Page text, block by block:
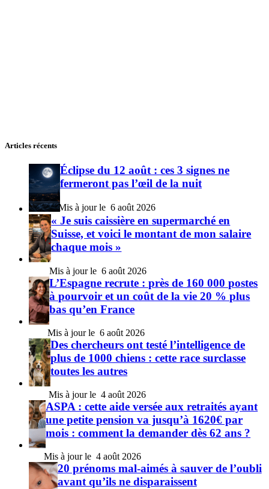
Articles récents
Éclipse du 12 août : ces 3 signes ne
fermeront pas l’œil de la nuit
6 août 2026
« Je suis caissière en supermarché en
Suisse, et voici le montant de mon salaire
chaque mois »
6 août 2026
L’Espagne recrute : près de 160 000 postes
à pourvoir et un coût de la vie 20 % plus
bas qu’en France
6 août 2026
Des chercheurs ont testé l’intelligence de
plus de 1000 chiens : cette race surclasse
toutes les autres
4 août 2026
ASPA : cette aide versée aux retraités ayant
une petite pension va jusqu’à 1620€ par
mois : comment la demander dès 62 ans ?
4 août 2026
20 prénoms mal-aimés à sauver de l’oubli
avant qu’ils ne disparaissent